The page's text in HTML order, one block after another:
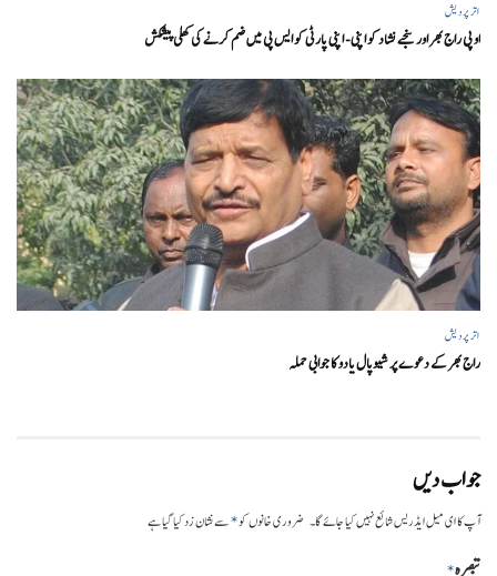
اتر پردیش
او پی راج بھر اور سنجے نشاد کو اپنی- اپنی پارٹی کو ایس پی میں ضم کرنے کی کھلی پیشکش
اتر پردیش
راج بھر کے دعوے پر شیوپال یادو کا جوابی حملہ
جواب دیں
آپ کا ای میل ایڈریس شائع نہیں کیا جائے گا۔ ضروری خانوں کو*سے نشان زد کیا گیا ہے
تبصرہ*